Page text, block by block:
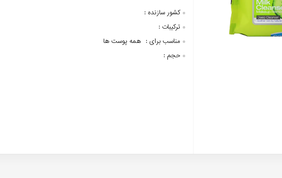
کشور سازنده :
ترکیبات :
مناسب برای : همه پوست ها
حجم :